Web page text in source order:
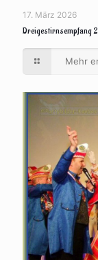
17. März 2026
Dreigestirnsempfang
Mehr